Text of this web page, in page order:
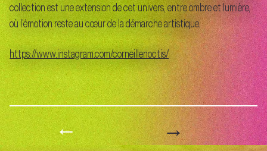
collection est une extension de cet univers, entre ombre et lumière,
où l’émotion reste au cœur de la démarche artistique.
← →
https://www.instagram.com/corneillenoctis/